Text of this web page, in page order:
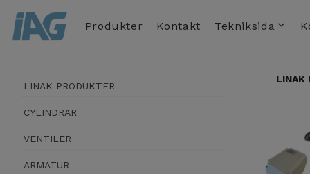
Produkter Kontakt Tekniksida
LINAK PRODUKTER
CYLINDRAR
VENTILER
ARMATUR
LINAK